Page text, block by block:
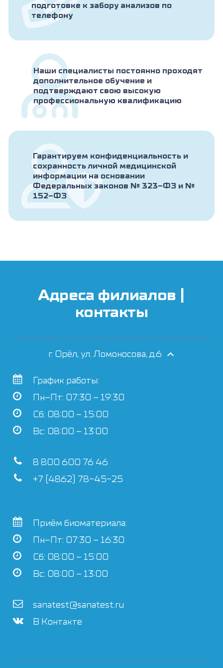
подготовке к забору анализов по
телефону
Наши специалисты постоянно проходят
дополнительное обучение и
подтверждают свою высокую
профессиональную квалификацию
Гарантируем конфиденциальность и
сохранность личной медицинской
информации на основании
Федеральных законов № 323-ФЗ и №
152-ФЗ
Адреса филиалов |
контакты
г. Орёл, ул. Ломоносова, д.6
График работы:
Пн–Пт: 07:30 – 19:30
Сб: 08:00 – 15:00
Вс: 08:00 – 13:00
8 800 600 76 46
+7 (4862) 78-45-25
Приём биоматериала:
Пн–Пт: 07:30 – 16:30
Сб: 08:00 – 15:00
Вс: 08:00 – 13:00
sanatest@sanatest.ru
В Контакте